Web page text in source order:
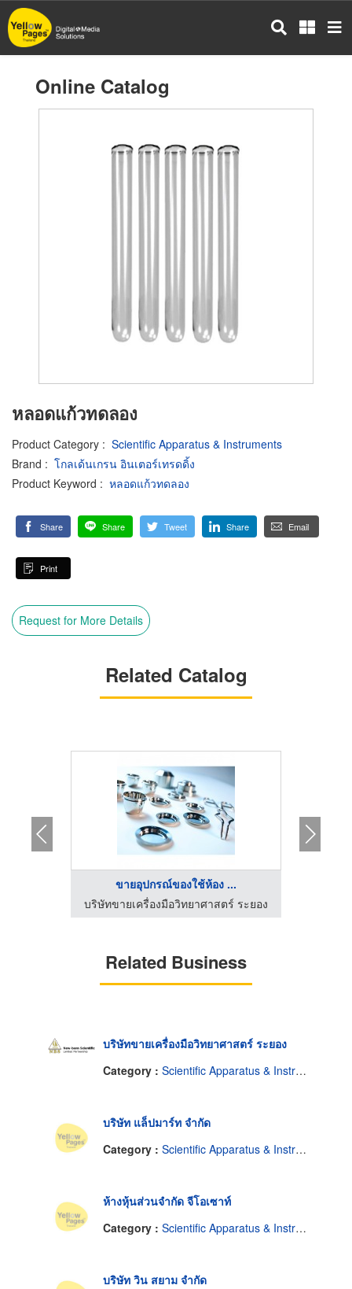
Skip
to
main
Online Catalog
หลอดแก้วทดลอง
Product Category : Scientific Apparatus & Instruments
Brand : โกลเด้นเกรน อินเตอร์เทรดดิ้ง
Product Keyword : หลอดแก้วทดลอง
Share Share Tweet Share Email
Print
Request for More Details
Related Catalog
ขายอุปกรณ์ของใช้ห้อง ...
บริษัทขายเครื่องมือวิทยาศาสตร์ ระยอง
Related Business
บริษัทขายเครื่องมือวิทยาศาสตร์ ระยอง
Category : Scientific Apparatus & Instruments
บริษัท แล็ปมาร์ท จำกัด
Category : Scientific Apparatus & Instruments
ห้างหุ้นส่วนจำกัด จีโอเซาท์
Category : Scientific Apparatus & Instruments
บริษัท วิน สยาม จำกัด